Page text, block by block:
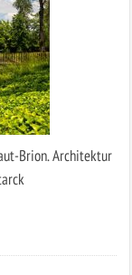
Brion. Architektur